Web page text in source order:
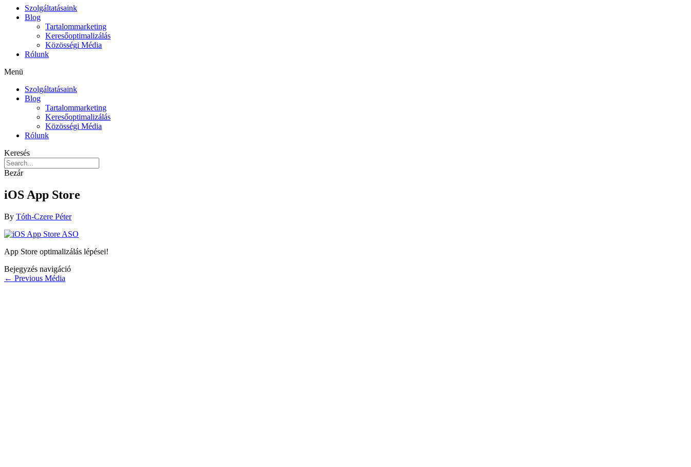
Szolgáltatásaink
Blog
Tartalommarketing
Keresőoptimalizálás
Közösségi Média
Rólunk
Menü
Szolgáltatásaink
Blog
Tartalommarketing
Keresőoptimalizálás
Közösségi Média
Rólunk
Keresés
Bezár
iOS App Store
By Tóth-Czere Péter
App Store optimalizálás lépései!
Bejegyzés navigáció
← Previous Média